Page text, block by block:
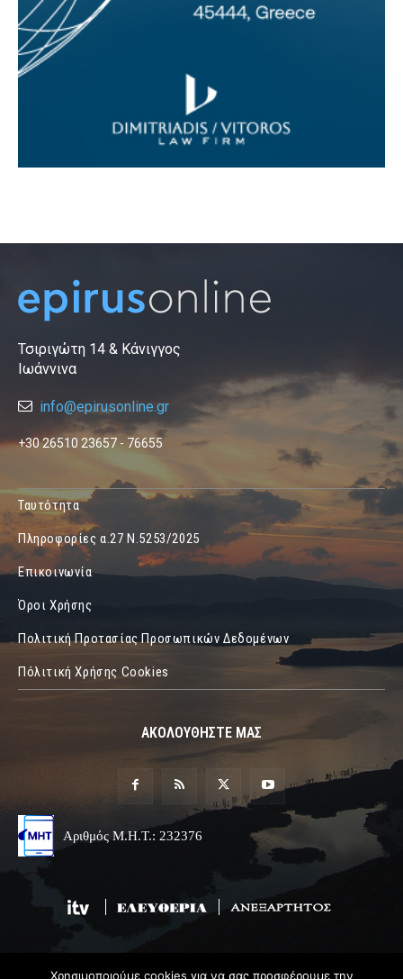
Τσιριγώτη 14 & Κάνιγγος
Ιωάννινα
info@epirusonline.gr
+30 26510 23657 - 76655
Ταυτότητα
Πληροφορίες α.27 Ν.5253/2025
Επικοινωνία
Όροι Χρήσης
Πολιτική Προτασίας Προσωπικών Δεδομένων
Πόλιτική Χρήσης Cookies
ΑΚΟΛΟΥΘΗΣΤΕ ΜΑΣ
Αριθμός Μ.Η.Τ.: 232376
Χρησιμοποιούμε cookies για να σας προσφέρουμε την